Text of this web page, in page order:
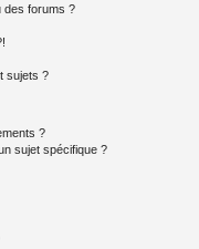
des forums ?
sujets ?
?
sujet spécifique ?